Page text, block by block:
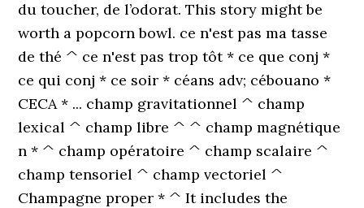
du toucher, de l’odorat. This story might be
worth a popcorn bowl. ce n'est pas ma tasse
de thé ^ ce n'est pas trop tôt * ce que conj *
ce qui conj * ce soir * céans adv; cébouano *
CECA * ... champ gravitationnel ^ champ
lexical ^ champ libre ^ ^ champ magnétique
n * ^ champ opératoire ^ champ scalaire ^
champ tensoriel ^ champ vectoriel ^
Champagne proper * ^ It includes the